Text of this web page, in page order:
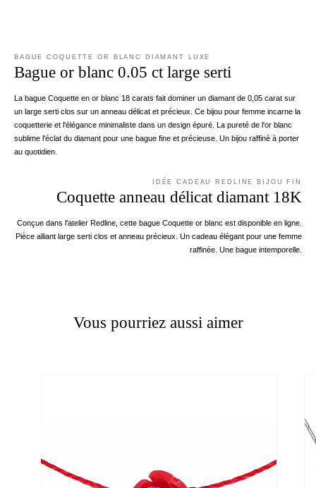
BAGUE COQUETTE OR BLANC DIAMANT LUXE
Bague or blanc 0.05 ct large serti
La bague Coquette en or blanc 18 carats fait dominer un diamant de 0,05 carat sur
un large serti clos sur un anneau délicat et précieux. Ce bijou pour femme incarne la
coquetterie et l'élégance minimaliste dans un design épuré. La pureté de l'or blanc
sublime l'éclat du diamant pour une bague fine et précieuse. Un bijou raffiné à porter
au quotidien.
IDÉE CADEAU REDLINE BIJOU FIN
Coquette anneau délicat diamant 18K
Conçue dans l'atelier Redline, cette bague Coquette or blanc est disponible en ligne.
Pièce alliant large serti clos et anneau précieux. Un cadeau élégant pour une femme
raffinée. Une bague intemporelle.
Vous pourriez aussi aimer